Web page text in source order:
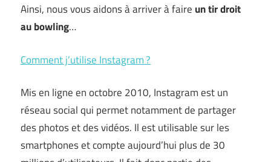
Ainsi, nous vous aidons à arriver à faire un tir droit
au bowling…
Comment j’utilise Instagram ?
Mis en ligne en octobre 2010, Instagram est un
réseau social qui permet notamment de partager
des photos et des vidéos. Il est utilisable sur les
smartphones et compte aujourd’hui plus de 30